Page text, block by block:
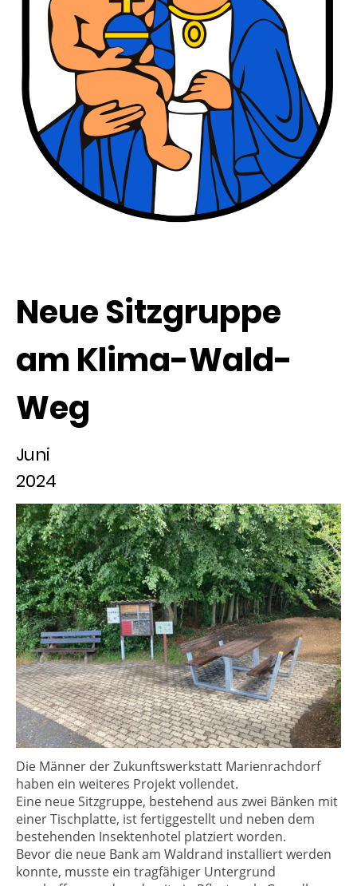
Neue Sitzgruppe
am Klima-Wald-
Weg
Juni
2024
Die Männer der Zukunftswerkstatt Marienrachdorf
haben ein weiteres Projekt vollendet.
Eine neue Sitzgruppe, bestehend aus zwei Bänken mit
einer Tischplatte, ist fertiggestellt und neben dem
bestehenden Insektenhotel platziert worden.
Bevor die neue Bank am Waldrand installiert werden
konnte, musste ein tragfähiger Untergrund